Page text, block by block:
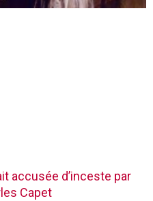
accusée d’inceste par
Capet